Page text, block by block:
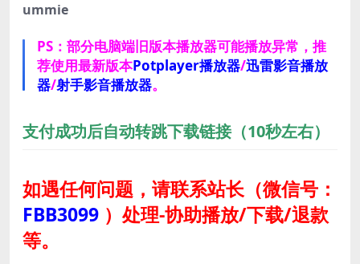
ummie
PS：部分电脑端旧版本播放器可能播放异常，推
荐使用最新版本Potplayer播放器/迅雷影音播放
器/射手影音播放器。
支付成功后自动转跳下载链接（10秒左右）
如遇任何问题，请联系站长（微信号：
FBB3099 ） 处理-协助播放/下载/退款
等。